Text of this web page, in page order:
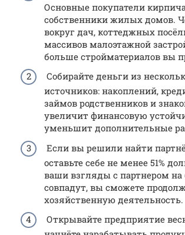
Основные покупатели
собственники жилых домов.
вокруг дач, коттеджных
массивов малоэтажной
больше стройматериалов вы
Собирайте деньги из
источников: накоплений,
займов родственников и
увеличит финансовую
уменьшит дополнительные
Если вы решили найти
оставьте себе не менее 51%
ваши взгляды с партнером на
совпадут, вы сможете
хозяйственную деятельность.
Открывайте предприятие